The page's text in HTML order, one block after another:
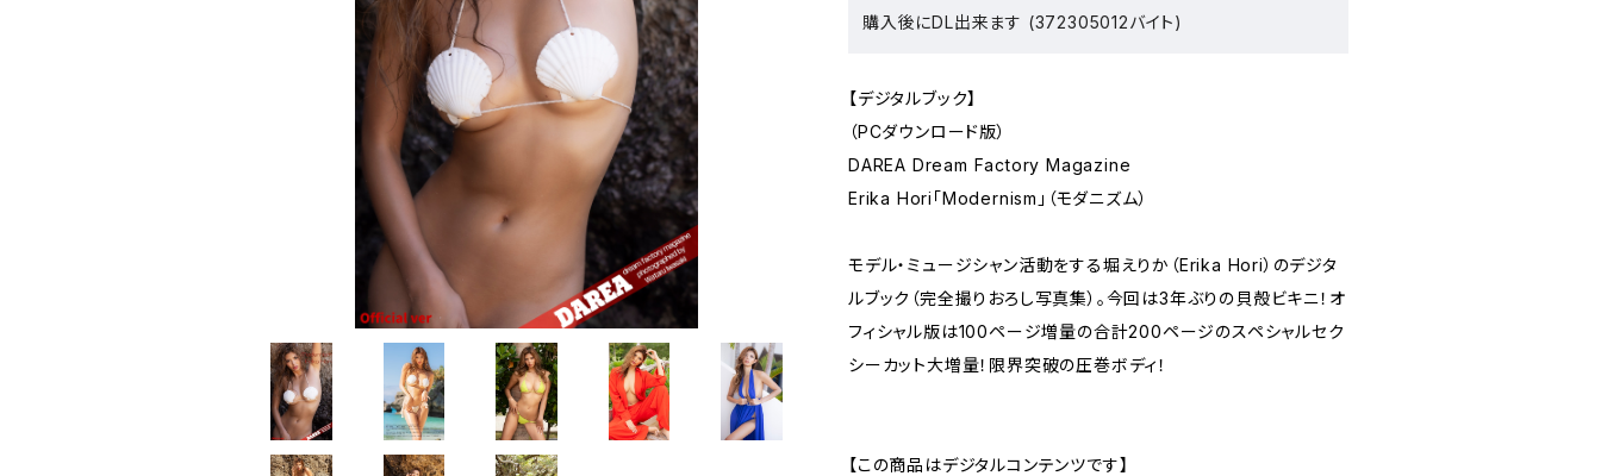
購入後にDL出来ます (372305012バイト)
【デジタルブック】
（PCダウンロード版）
DAREA Dream Factory Magazine
Erika Hori「Modernism」（モダニズム）
モデル・ミュージシャン活動をする堀えりか（Erika Hori）のデジタ
ルブック（完全撮りおろし写真集）。今回は3年ぶりの貝殻ビキニ！オ
フィシャル版は100ページ増量の合計200ページのスペシャルセク
シーカット大増量！限界突破の圧巻ボディ！
【この商品はデジタルコンテンツです】